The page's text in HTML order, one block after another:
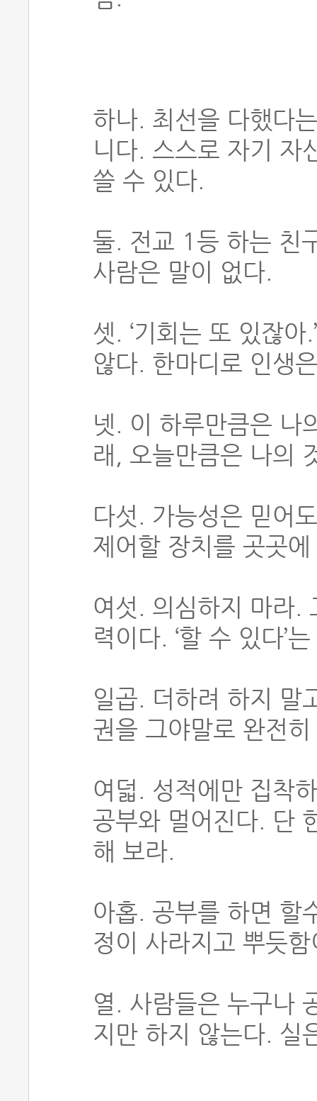
하나. 최선을 다했다
니다. 스스로 자기 자
쓸 수 있다.
둘. 전교 1등 하는 친
사람은 말이 없다.
셋. ‘기회는 또 있잖
않다. 한마디로 인생
넷. 이 하루만큼은 나
래, 오늘만큼은 나의
다섯. 가능성은 믿어
제어할 장치를 곳곳
여섯. 의심하지 마라.
력이다. ‘할 수 있다’
일곱. 더하려 하지 말
권을 그야말로 완전
여덟. 성적에만 집착
공부와 멀어진다. 단
해 보라.
아홉. 공부를 하면 할
정이 사라지고 뿌듯
열. 사람들은 누구나
지만 하지 않는다. 실